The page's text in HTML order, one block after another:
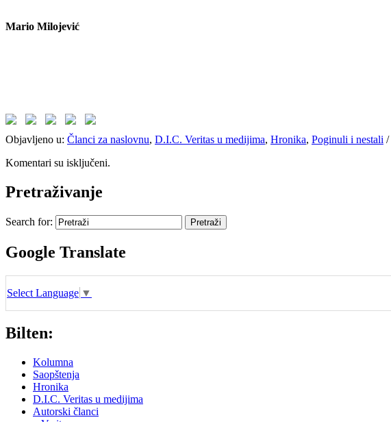
Mario Milojević
Objavljeno u: Članci za naslovnu, D.I.C. Veritas u medijima, Hronika, Poginuli i nestali /
Komentari su isključeni.
Pretraživanje
Search for:
Google Translate
Select Language ▼
Bilten:
Kolumna
Saopštenja
Hronika
D.I.C. Veritas u medijima
Autorski članci